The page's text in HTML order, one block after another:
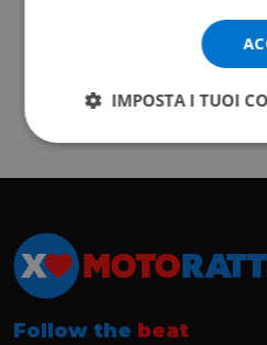
Follow the beat
IMPOSTA I TUOI